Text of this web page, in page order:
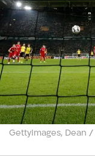
/
GettyImages, Dean